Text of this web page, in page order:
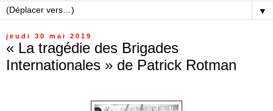
▼
jeudi 30 mai 2019
« La tragédie des Brigades
Internationales » de Patrick Rotman